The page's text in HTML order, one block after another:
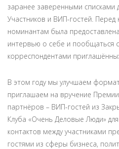
заранее заверенными списками
Участников и ВИП-гостей.
номинантам была
интервью о себе и пообщаться
корреспондентами
В этом году мы улучшаем
приглашаем на вручение
партнёров – ВИП-гостей из
Клуба «Очень Деловые Люди»
контактов между участниками
гостями из сферы бизнеса,